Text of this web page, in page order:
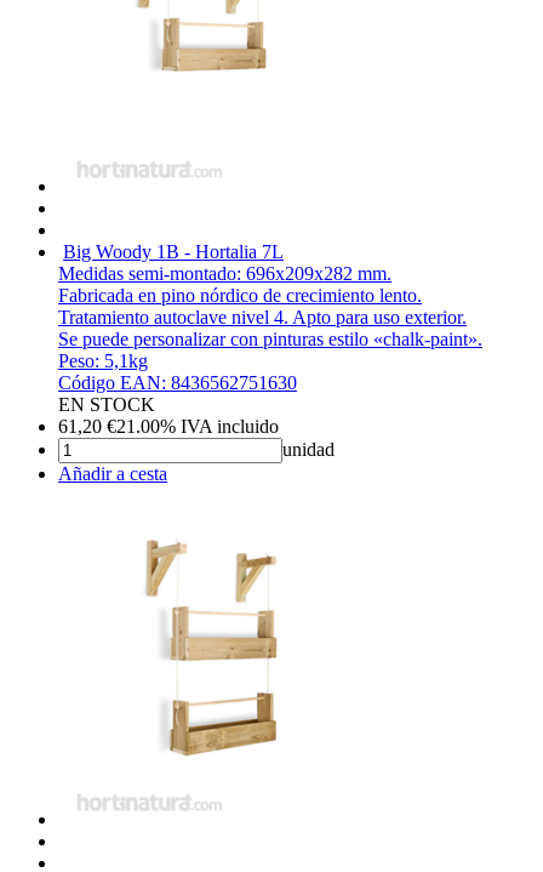
Big Woody 1B - Hortalia 7L
Medidas semi-montado: 696x209x282 mm.
Fabricada en pino nórdico de crecimiento lento.
Tratamiento autoclave nivel 4. Apto para uso exterior.
Se puede personalizar con pinturas estilo «chalk-paint».
Peso: 5,1kg
Código EAN: 8436562751630
EN STOCK
61,20 €21.00% IVA incluido
unidad
Añadir a cesta